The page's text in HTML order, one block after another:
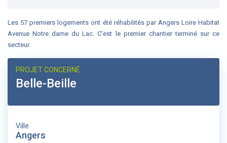
Les 57 premiers logements ont été réhabilités par Angers Loire Habitat
Avenue Notre dame du Lac. C'est le premier chantier terminé sur ce
secteur.
PROJET CONCERNÉ
Belle-Beille
Ville
Angers